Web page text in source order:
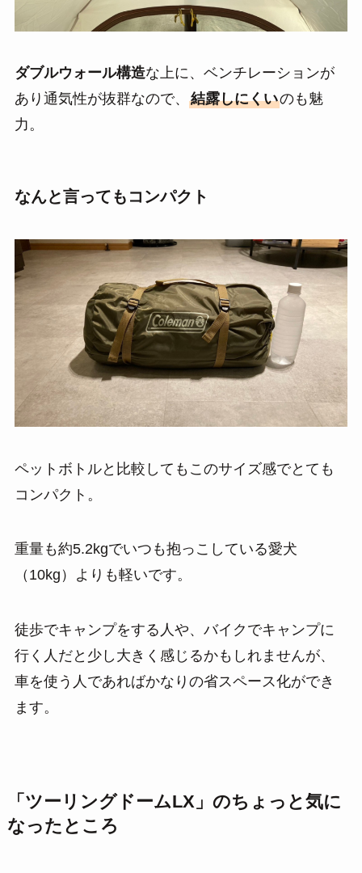
ダブルウォール構造な上に、ベンチレーションが
あり通気性が抜群なので、 結露しにくいのも魅
力。
なんと言ってもコンパクト
ペットボトルと比較してもこのサイズ感でとても
コンパクト。
重量も約5.2kgでいつも抱っこしている愛犬
（10kg）よりも軽いです。
徒歩でキャンプをする人や、バイクでキャンプに
行く人だと少し大きく感じるかもしれませんが、
車を使う人であればかなりの省スペース化ができ
ます。
「ツーリングドームLX」のちょっと気に
なったところ